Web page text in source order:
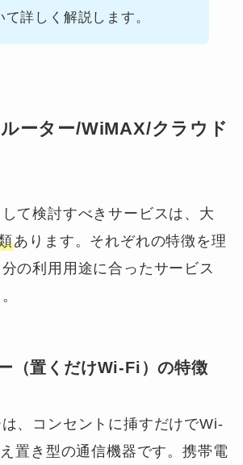
て詳しく解説します。
ーター/WiMAX/クラウド
て検討すべきサービスは、大
あります。それぞれの特徴を理
の利用用途に合ったサービス
（置くだけWi-Fi）の特徴
、コンセントに挿すだけでWi-
置き型の通信機器です。携帯電